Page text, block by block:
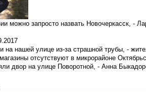
можно запросто назвать Новочеркасск, -
на нашей улице из-за страшной трубы, -
отсутствуют в микрорайоне
двор на улице Поворотной, - Анна